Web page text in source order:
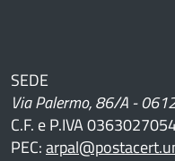
SEDE
Via Palermo, 86/A -
C.F. e P.IVA
PEC: